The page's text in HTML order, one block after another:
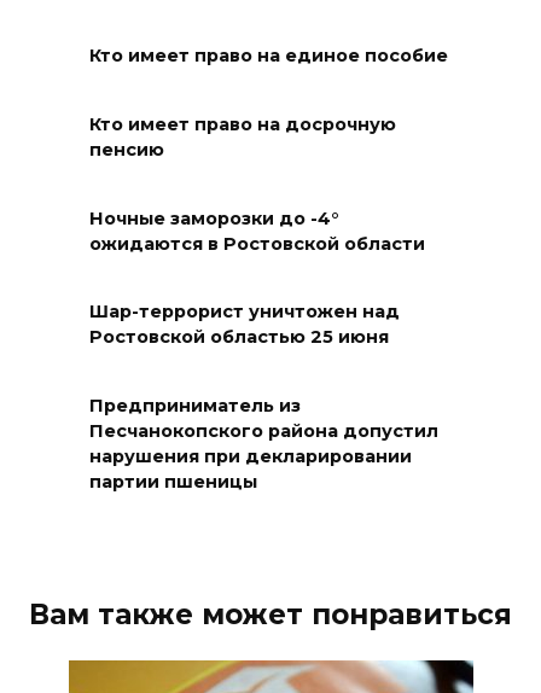
водителей будут
предупреждать об угрозе
08 августа 2026 18:15
повышения доступности
медицинской помощи с
экспертов
08 августа 2026 17:40
Кто имеет право на единое пособие
Кто имеет право на досрочную
пенсию
Ночные заморозки до -4°
ожидаются в Ростовской области
Шар-террорист уничтожен над
Ростовской областью 25 июня
Предприниматель из
Песчанокопского района допустил
нарушения при декларировании
партии пшеницы
Вам также может понравиться